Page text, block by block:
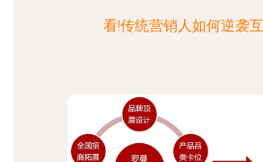
看!传统营销人如何逆袭